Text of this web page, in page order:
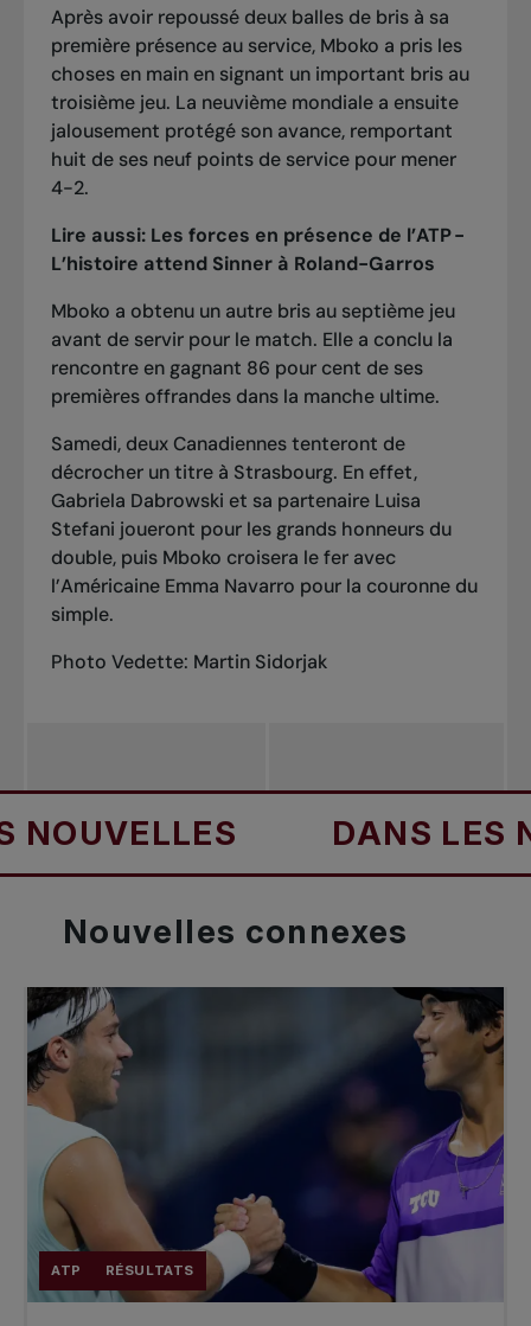
Après avoir repoussé deux balles de bris à sa
première présence au service, Mboko a pris les
choses en main en signant un important bris au
troisième jeu. La neuvième mondiale a ensuite
jalousement protégé son avance, remportant
huit de ses neuf points de service pour mener
4-2.
Lire aussi: Les forces en présence de l’ATP -
L’histoire attend Sinner à Roland-Garros
Mboko a obtenu un autre bris au septième jeu
avant de servir pour le match. Elle a conclu la
rencontre en gagnant 86 pour cent de ses
premières offrandes dans la manche ultime.
Samedi, deux Canadiennes tenteront de
décrocher un titre à Strasbourg. En effet,
Gabriela Dabrowski et sa partenaire Luisa
Stefani joueront pour les grands honneurs du
double, puis Mboko croisera le fer avec
l’Américaine Emma Navarro pour la couronne du
simple.
Photo Vedette: Martin Sidorjak
DANS LES
Nouvelles connexes
ATP RÉSULTATS